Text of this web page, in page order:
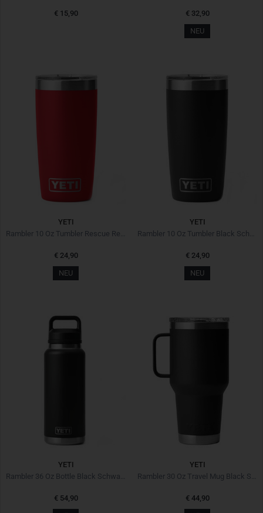
€ 15,90
€ 32,90
NEU
YETI
Rambler 10 Oz Tumbler Rescue Red Rot
€ 24,90
NEU
YETI
Rambler 10 Oz Tumbler Black Schwarz
€ 24,90
NEU
YETI
€ 54,90
YETI
€ 44,90